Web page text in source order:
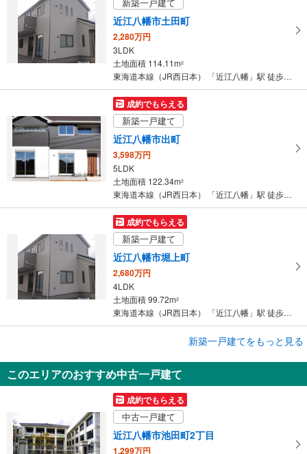
存
る
近江八幡市土田町
2,280万円
3LDK
土地面積 114.11m2
東海道本線（JR西日本） 「近江八幡」駅 徒歩29分
成約でもらえる
新築一戸建て
近江八幡市出町
3,598万円
5LDK
土地面積 122.34m2
東海道本線（JR西日本） 「近江八幡」駅 徒歩13分
成約でもらえる
新築一戸建て
近江八幡市堀上町
2,680万円
4LDK
土地面積 99.72m2
東海道本線（JR西日本） 「近江八幡」駅 徒歩16分
近江八幡市桜宮町
3,180万円
4LDK
土地面積 175.01m
新築一戸建てをもっと見る
このエリアのおすすめ中古一戸建て
成約でもらえる
中古一戸建て
近江八幡市池田町2丁目
1,299万円